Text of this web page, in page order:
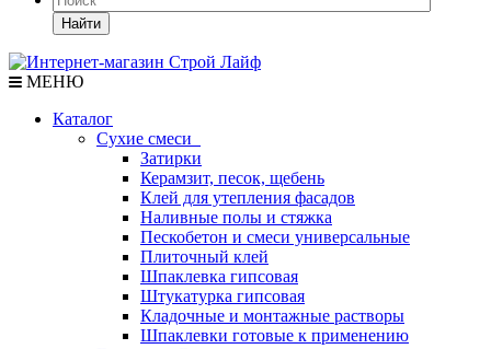
Найти
МЕНЮ
Каталог
Сухие смеси
Затирки
Керамзит, песок, щебень
Клей для утепления фасадов
Наливные полы и стяжка
Пескобетон и смеси универсальные
Плиточный клей
Шпаклевка гипсовая
Штукатурка гипсовая
Кладочные и монтажные растворы
Шпаклевки готовые к применению